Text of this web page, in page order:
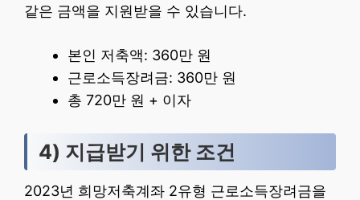
같은 금액을 지원받을 수 있습니다.
본인 저축액: 360만 원
근로소득장려금: 360만 원
총 720만 원 + 이자
4) 지급받기 위한 조건
2023년 희망저축계좌 2유형 근로소득장려금을